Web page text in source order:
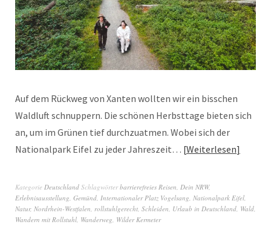
Auf dem Rückweg von Xanten wollten wir ein bisschen
Waldluft schnuppern. Die schönen Herbsttage bieten sich
an, um im Grünen tief durchzuatmen. Wobei sich der
Nationalpark Eifel zu jeder Jahreszeit… Weiterlesen
Kategorie Deutschland Schlagwörterbarrierefreies Reisen Dein NRW,
Erlebnisausstellung Gemünd Internationaler Platz Vogelsang Nationalpark Eifel
Natur, Nordrhein-Westfalen rollstuhlgerecht Schleiden Urlaub in Deutschland Wald
Wandern mit Rollstuhl Wanderweg Wilder Kermeter